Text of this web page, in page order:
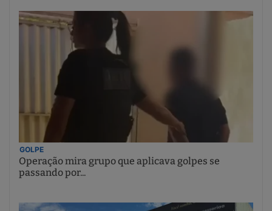
GOLPE
Operação mira grupo que aplicava golpes se
passando por...